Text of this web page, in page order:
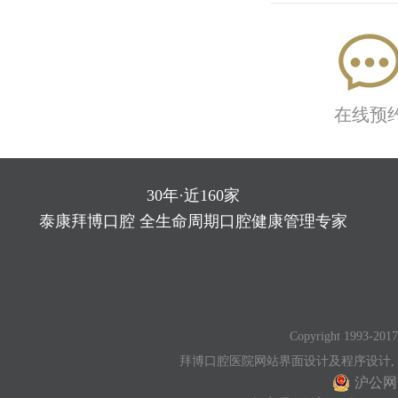
在线预
30年·近160家
泰康拜博口腔 全生命周期口腔健康管理专家
Copyright 1993-
拜博口腔医院网站界面设计及程序设
沪公网